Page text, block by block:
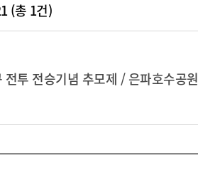
(총 1건)
전투 전승기념 추모제 / 은파호수공원